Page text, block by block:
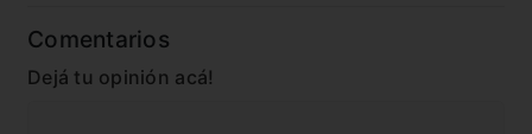
Comentarios
Dejá tu opinión acá!